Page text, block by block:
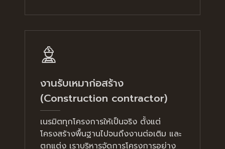
งานรับเหมาก่อสร้าง
(Construction contractor)
เนรมิตทุกโครงการให้เป็นจริง ตั้งแต่
โครงสร้างพื้นฐานไปจนถึงงานต่อเติม และ
ตกแต่ง เราบริหารจัดการโครงการอย่าง